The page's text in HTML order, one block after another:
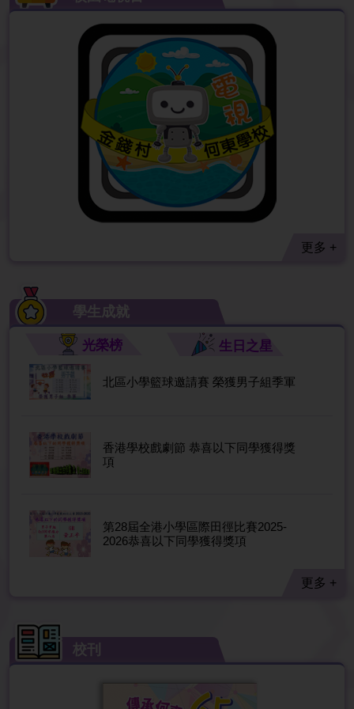
更多 +
學生成就
光榮榜 生日之星
北區小學籃球邀請賽 榮獲男子組季軍
香港學校戲劇節 恭喜以下同學獲得獎
項
第28屆全港小學區際田徑比賽2025-
2026恭喜以下同學獲得獎項
更多 +
校刊